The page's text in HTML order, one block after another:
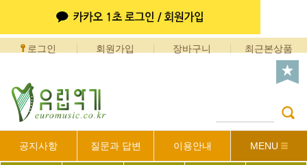
로그인 회원가입 장바구니 최근본상품
공지사항 질문과 답변 이용안내 MENU